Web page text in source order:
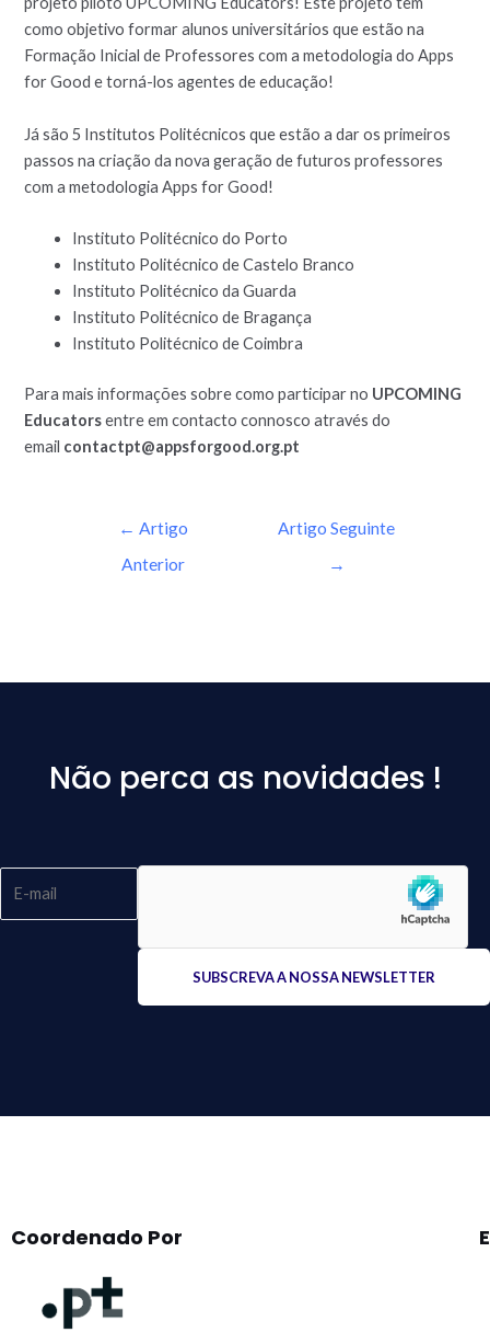
como objetivo formar alunos universitários que estão na
Formação Inicial de Professores com a metodologia do Apps
for Good e torná-los agentes de educação!
Já são 5 Institutos Politécnicos que estão a dar os primeiros
passos na criação da nova geração de futuros professores
com a metodologia Apps for Good!
Instituto Politécnico do Porto
Instituto Politécnico de Castelo Branco
Instituto Politécnico da Guarda
Instituto Politécnico de Bragança
Instituto Politécnico de Coimbra
Para mais informações sobre como participar no UPCOMING
Educatorsentre em contacto connosco através do
email contactpt@appsforgood.org.pt
← Artigo
Anterior
Artigo Seguinte
→
Não perca as novidades !
Coordenado Por